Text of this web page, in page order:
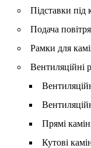
Підставки під
Подача
Рамки для
Вентиляційні
Прямі
Кутові